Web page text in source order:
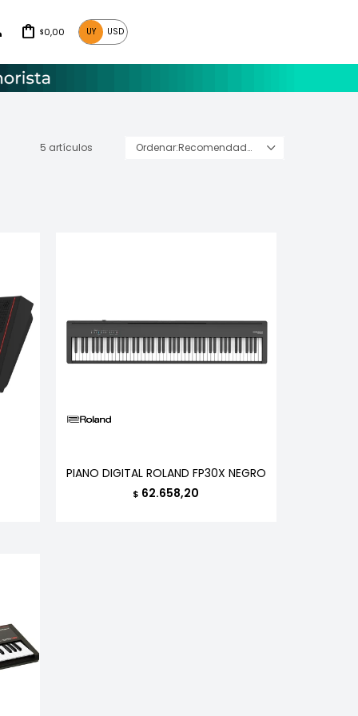
$0,00 UY USD
5 artículos Recomendados
PIANO DIGITAL ROLAND FP30X NEGRO
$ 62.658,20